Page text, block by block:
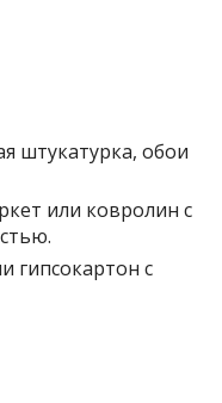
штукатурка, обои
или ковролин с
гипсокартон с